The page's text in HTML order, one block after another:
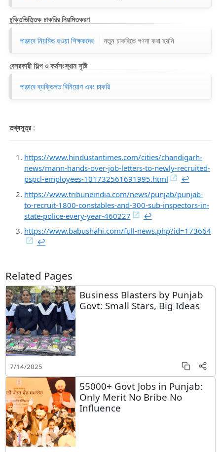
চুক্তিভিত্তিক চাকরির নিয়মিতকরণ
পাঞ্জাবে নিয়মিত হওয়া শিক্ষকদের নতুন চাকরিতে গণনা করা হয়নি
বেসরকারী শিল্প ও কর্মসংস্থান সৃষ্টি
পাঞ্জাবে ব্যক্তিগত বিনিয়োগ এবং চাকরি
তথ্যসূত্র:
https://www.hindustantimes.com/cities/chandigarh-
news/mann-hands-over-job-letters-to-newly-recruited-
pspcl-employees-101732561691995.html
↩︎
https://www.tribuneindia.com/news/punjab/punjab-
to-recruit-1800-constables-and-300-sub-inspectors-in-
state-police-every-year-460227
↩︎
https://www.babushahi.com/full-news.php?id=173664
↩︎
Related Pages
Business Blasters by Punjab
Govt: Small Stars, Big Ideas
7/14/2025
55000+ Govt Jobs in Punjab:
Only Merit No Bribe No
Influence